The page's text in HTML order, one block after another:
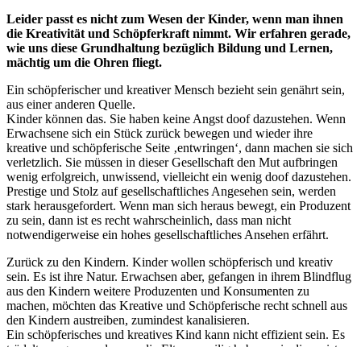
Leider passt es nicht zum Wesen der Kinder, wenn man ihnen
die Kreativität und Schöpferkraft nimmt. Wir erfahren gerade,
wie uns diese Grundhaltung bezüglich Bildung und Lernen,
mächtig um die Ohren fliegt.
Ein schöpferischer und kreativer Mensch bezieht sein genährt sein,
aus einer anderen Quelle.
Kinder können das. Sie haben keine Angst doof dazustehen. Wenn
Erwachsene sich ein Stück zurück bewegen und wieder ihre
kreative und schöpferische Seite ‚entwringen‘, dann machen sie sich
verletzlich. Sie müssen in dieser Gesellschaft den Mut aufbringen
wenig erfolgreich, unwissend, vielleicht ein wenig doof dazustehen.
Prestige und Stolz auf gesellschaftliches Angesehen sein, werden
stark herausgefordert. Wenn man sich heraus bewegt, ein Produzent
zu sein, dann ist es recht wahrscheinlich, dass man nicht
notwendigerweise ein hohes gesellschaftliches Ansehen erfährt.
Zurück zu den Kindern. Kinder wollen schöpferisch und kreativ
sein. Es ist ihre Natur. Erwachsen aber, gefangen in ihrem Blindflug
aus den Kindern weitere Produzenten und Konsumenten zu
machen, möchten das Kreative und Schöpferische recht schnell aus
den Kindern austreiben, zumindest kanalisieren.
Ein schöpferisches und kreatives Kind kann nicht effizient sein. Es